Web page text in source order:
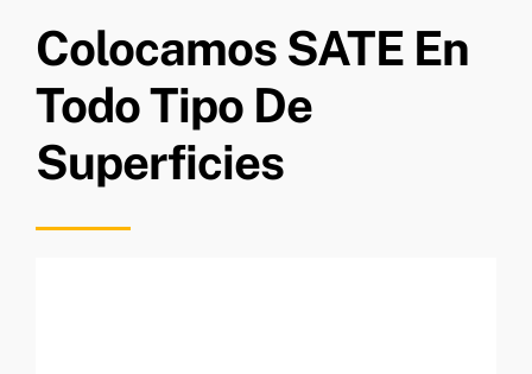
Colocamos SATE En
Todo Tipo De
Superficies